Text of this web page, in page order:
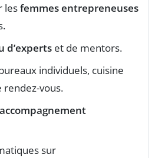
lesfemmes entrepreneuses
d’experts et de mentors.
individuels, cuisine
rendez-vous.
accompagnement
sur